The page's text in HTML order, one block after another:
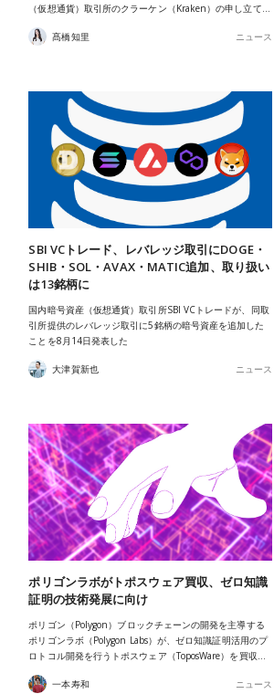
（仮想通貨）取引所のクラーケン（Kraken）の申し立て…
髙橋知里 ニュース
SBI VCトレード、レバレッジ取引にDOGE・
SHIB・SOL・AVAX・MATIC追加、取り扱い
は13銘柄に
国内暗号資産（仮想通貨）取引所SBI VCトレードが、同取
引所提供のレバレッジ取引に5銘柄の暗号資産を追加した
ことを8月14日発表した
大津賀新也 ニュース
ポリゴンラボがトポスウェア買収、ゼロ知識
証明の技術発展に向け
ポリゴン（Polygon）ブロックチェーンの開発を主導する
ポリゴンラボ（Polygon Labs）が、ゼロ知識証明活用のプ
ロトコル開発を行うトポスウェア（ToposWare）を買収…
一本寿和 ニュース